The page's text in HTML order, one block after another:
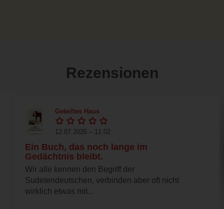
Rezensionen
Geteiltes Haus
12.07.2026 – 11:02
Ein Buch, das noch lange im
Gedächtnis bleibt.
Wir alle kennen den Begriff der
Sudetendeutschen, verbinden aber oft nicht
wirklich etwas mit...